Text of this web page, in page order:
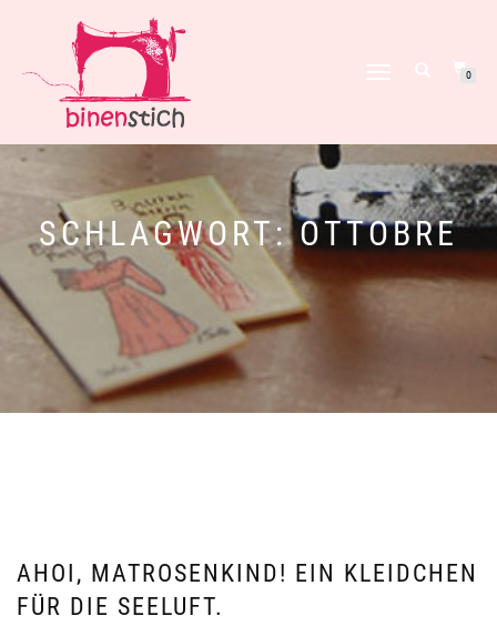
0
SCHLAGWORT:OTTOBRE
AHOI, MATROSENKIND! EIN KLEIDCHEN
FÜR DIE SEELUFT.